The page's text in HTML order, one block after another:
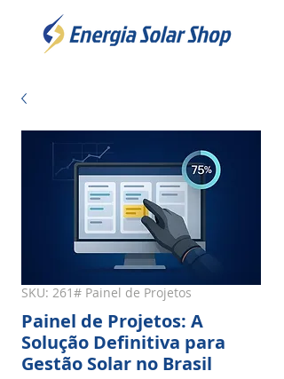
SKU: 261# Painel de Projetos
Painel de Projetos: A
Solução Definitiva para
Gestão Solar no Brasil